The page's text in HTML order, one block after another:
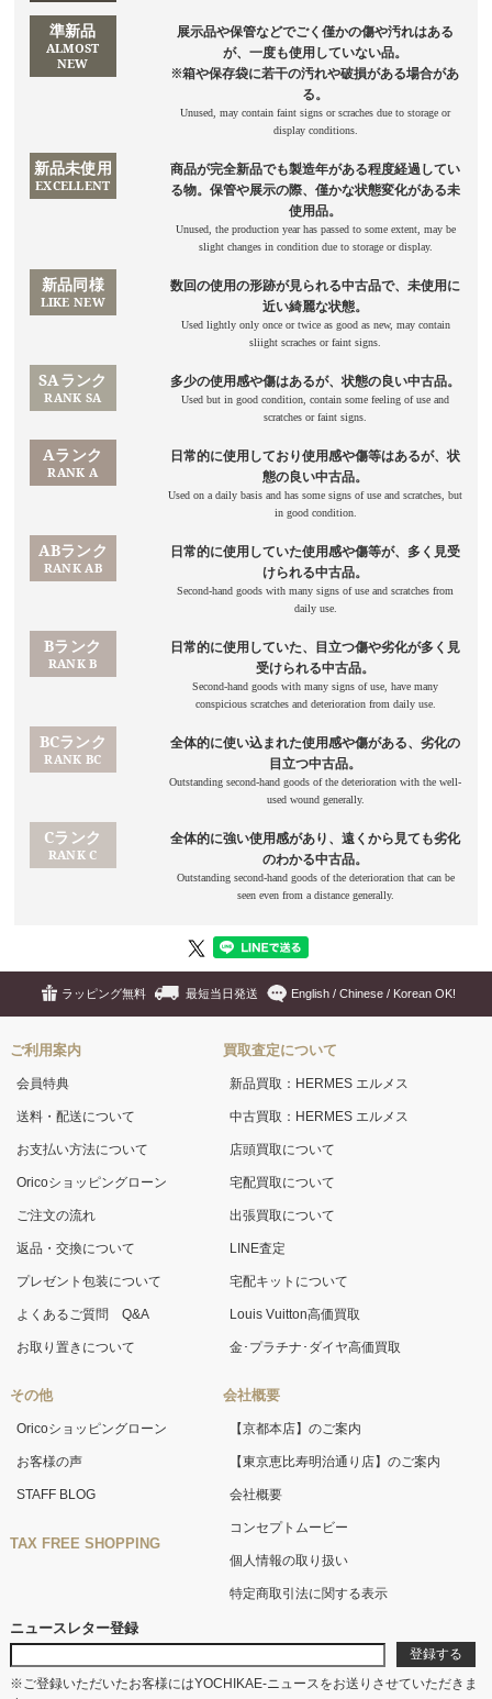
ラッピング無料 最短当日発送 English / Chinese / Korean OK!
ご利用案内
会員特典
送料・配送について
お支払い方法について
Oricoショッピングローン
ご注文の流れ
返品・交換について
プレゼント包装について
よくあるご質問 Q&A
お取り置きについて
その他
Oricoショッピングローン
お客様の声
STAFF BLOG
TAX FREE SHOPPING
買取査定について
新品買取：HERMES エルメス
中古買取：HERMES エルメス
店頭買取について
宅配買取について
出張買取について
LINE査定
宅配キットについて
Louis Vuitton高価買取
金･プラチナ･ダイヤ高価買取
会社概要
【京都本店】のご案内
【東京恵比寿明治通り店】のご案内
会社概要
コンセプトムービー
個人情報の取り扱い
特定商取引法に関する表示
ニュースレター登録
※ご登録いただいたお客様にはYOCHIKAE-ニュースをお送りさせていただきま